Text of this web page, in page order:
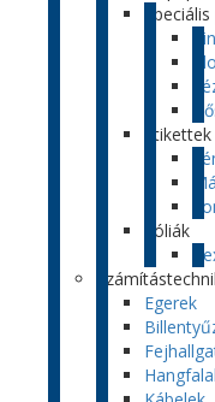
Etikettek
Fóliák
Egerek